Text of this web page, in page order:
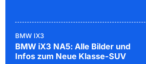
BMW IX3
BMW iX3 NA5: Alle Bilder und
Infos zum Neue Klasse-SUV